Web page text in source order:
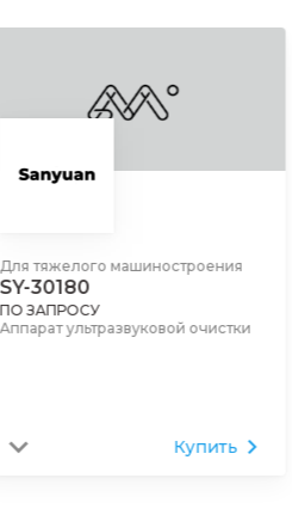
Для тяжелого машиностроения
SY-30180
ПО ЗАПРОСУ
Аппарат ультразвуковой очистки
Купить